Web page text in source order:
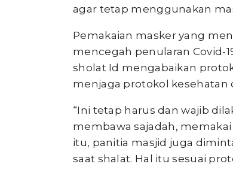
agar tetap menggunakan
Pemakaian masker yang
mencegah penularan Covid-
sholat Id mengabaikan
menjaga protokol kesehatan
“Ini tetap harus dan wajib
membawa sajadah,
itu, panitia masjid juga
saat shalat. Hal itu sesuai